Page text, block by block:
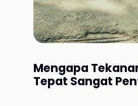
Mengapa
Tepat Sangat